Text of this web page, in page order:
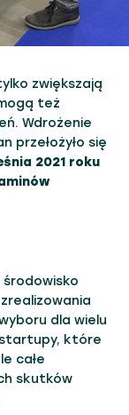
zwiększają
też
Wdrożenie
przełożyło się
2021 roku
środowisko
dla wielu
startupy, które
całe
skutków